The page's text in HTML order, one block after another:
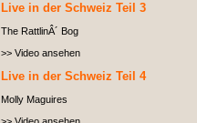
Live in der Schweiz Teil 3
The RattlinÂ´ Bog
>> Video ansehen
Live in der Schweiz Teil 4
Molly Maguires